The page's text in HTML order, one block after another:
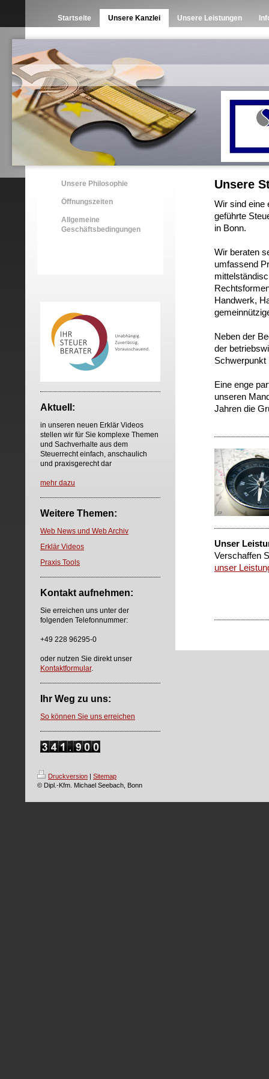
Startseite Unsere Kanzlei Unsere Leistungen
Unsere Philosophie
Öffnungszeiten
Allgemeine
Geschäftsbedingungen
Aktuell:
in unseren neuen Erklär Videos
stellen wir für Sie komplexe Themen
und Sachverhalte aus dem
Steuerrecht einfach, anschaulich
und praxisgerecht dar
mehr dazu
Weitere Themen:
Web News und Web Archiv
Erklär Videos
Praxis Tools
Kontakt aufnehmen:
Sie erreichen uns unter der
folgenden Telefonnummer:
+49 228 96295-0
oder nutzen Sie direkt unser
Kontaktformular.
Ihr Weg zu uns:
So können Sie uns erreichen
Unsere
Wir sind eine
geführte
in Bonn.
Wir beraten
umfassend
Handwerk,
Neben der
der
Schwerpunkt
Eine enge
unseren
Jahren die
Unser
Verschaffen
unser
Druckversion | Sitemap
© Dipl.-Kfm. Michael Seebach, Bonn